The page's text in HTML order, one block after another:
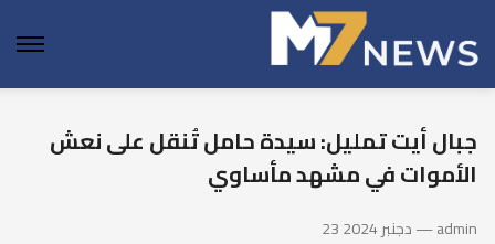
جبال أيت تمليل: سيدة حامل تُنقل على نعش
الأموات في مشهد مأساوي
23 دجنبر 2024 — admin